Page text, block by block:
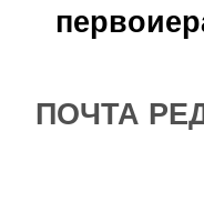
ПОЧТА